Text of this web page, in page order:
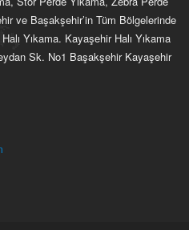
ve Başakşehir’in Tüm Bölgelerinde
Yıkama. Kayaşehir Halı Yıkama
Sk. No1 Başakşehir Kayaşehir